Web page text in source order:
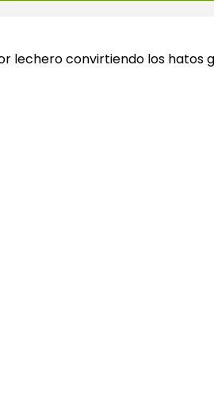
lechero convirtiendo los